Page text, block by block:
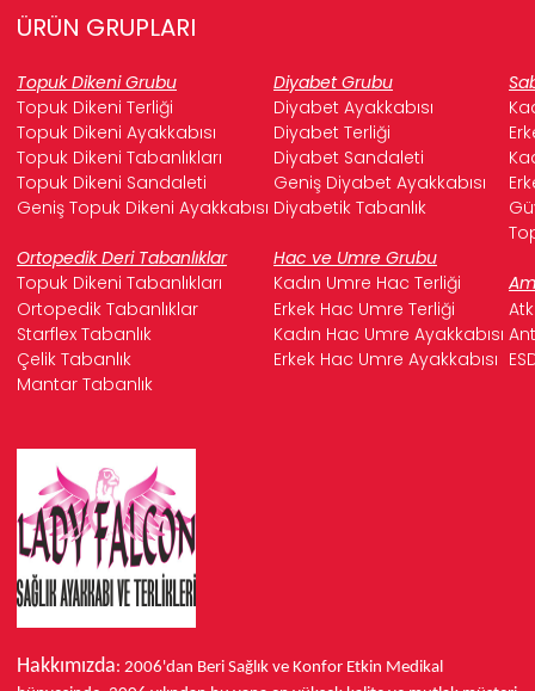
ÜRÜN GRUPLARI
Topuk Dikeni Grubu Diyabet Grubu
Topuk Dikeni Terliği
Diyabet Ayakkabısı
Topuk Dikeni Ayakkabısı
Diyabet Terliği
Topuk Dikeni Tabanlıkları
Diyabet Sandaleti
Topuk Dikeni Sandaleti
Geniş Diyabet Ayakkabısı
Geniş Topuk Dikeni Ayakkabısı Diyabetik Tabanlık
Ortopedik Deri Tabanlıklar
Hac ve Umre Grubu
Topuk Dikeni Tabanlıkları
Kadın Umre Hac Terliği
Ortopedik Tabanlıklar
Erkek Hac Umre Terliği
Starflex Tabanlık
Kadın Hac Umre Ayakkabısı
Çelik Tabanlık
Erkek Hac Umre Ayakkabısı
Mantar Tabanlık
Hakkımızda: 2006'dan Beri Sağlık ve Konfor Etkin Medikal